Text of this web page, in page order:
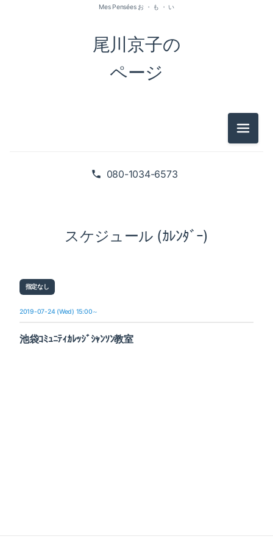
080-1034-6573
尾川京子の
ページ
Mes Pensées お ・ も ・ い
メニュ
スケジュール (ｶﾚﾝﾀﾞｰ)
指定なし
2019-07-24 (Wed) 15:00～
池袋ｺﾐｭﾆﾃｨｶﾚｯｼﾞｼｬﾝｿﾝ教室